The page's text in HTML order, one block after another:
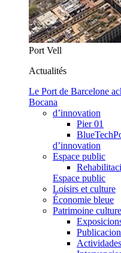
Port Vell
Actualités
Le Port de Barcelone
Bocana
d’innovation
Pier 01
d’innovation
Espace public
Espace public
Loisirs et culture
Économie bleue
Patrimoine
Actividades